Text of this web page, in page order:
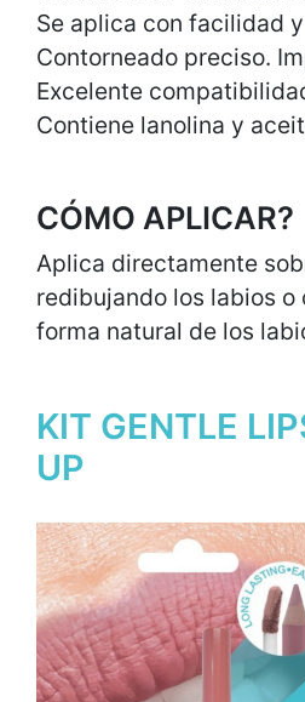
Se aplica con facilidad
Contorneado preciso.
Excelente
Contiene lanolina y
CÓMO APLICAR?
Aplica directamente
redibujando los labios o
forma natural de los
KIT GENTLE
UP